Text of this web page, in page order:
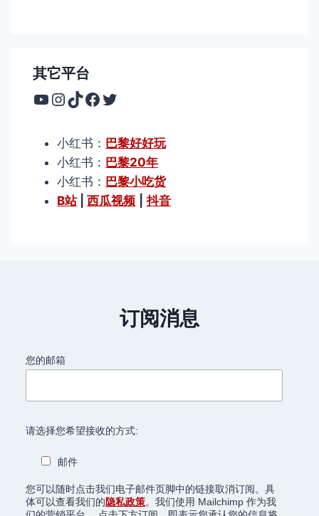
其它平台
YouTube
Instagram
TikTok
Facebook
Twitter
小红书： 巴黎好好玩
小红书： 巴黎20年
小红书： 巴黎小吃货
B站| 西瓜视频 抖音
订阅消息
您的邮箱
请选择您希望接收的方式:
邮件
您可以随时点击我们电子邮件页脚中的链接取消订阅。具
体可以查看我们的隐私政策。我们使用 Mailchimp 作为我